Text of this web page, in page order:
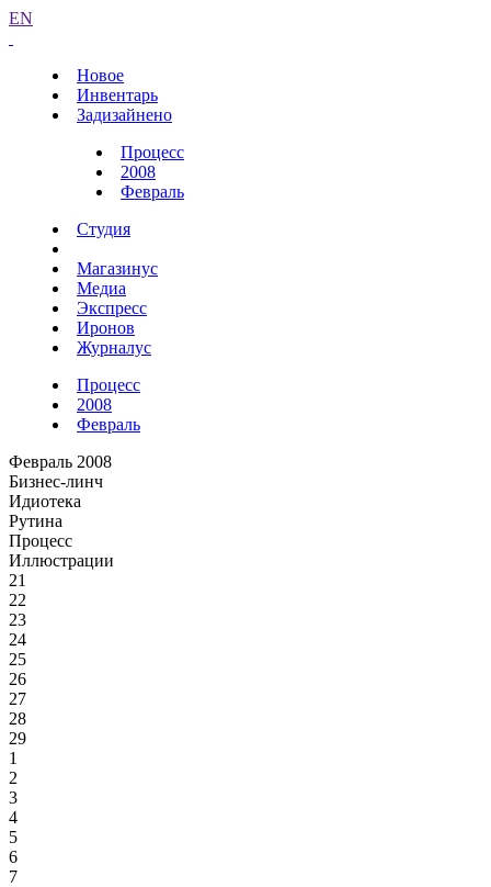
EN
Новое
Инвентарь
Задизайнено
Процесс
2008
Февраль
Студия
Магазинус
Медиа
Экспресс
Иронов
Журналус
Процесс
2008
Февраль
Февраль 2008
Бизнес-линч
Идиотека
Рутина
Процесс
Иллюстрации
21
22
23
24
25
26
27
28
29
1
2
3
4
5
6
7